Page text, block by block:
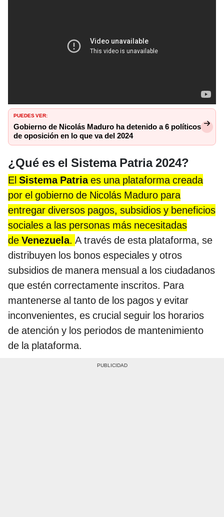
PUEDES VER:
Gobierno de Nicolás Maduro ha detenido a 6 políticos
de oposición en lo que va del 2024
¿Qué es el Sistema Patria 2024?
El Sistema Patriaes una plataforma creada
por el gobierno de Nicolás Maduro para
entregar diversos pagos, subsidios y beneficios
sociales a las personas más necesitadas
de Venezuela. A través de esta plataforma, se
distribuyen los bonos especiales y otros
subsidios de manera mensual a los ciudadanos
que estén correctamente inscritos. Para
mantenerse al tanto de los pagos y evitar
inconvenientes, es crucial seguir los horarios
de atención y los periodos de mantenimiento
de la plataforma.